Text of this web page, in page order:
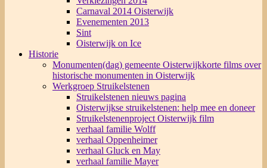
Carnaval 2014 Oisterwijk
Evenementen 2013
Sint
Oisterwijk on Ice
Historie
Monumenten(dag) gemeente Oisterwijkkorte films over
historische monumenten in Oisterwijk
Werkgroep Struikelstenen
Struikelstenen nieuws pagina
Oisterwijkse struikelstenen: help mee en doneer
Struikelstenenproject Oisterwijk film
verhaal familie Wolff
verhaal Oppenheimer
verhaal Gluck en May
verhaal familie Mayer